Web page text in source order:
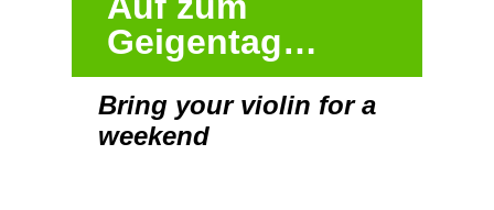
Geigentag…
Bring your violin for a
weekend